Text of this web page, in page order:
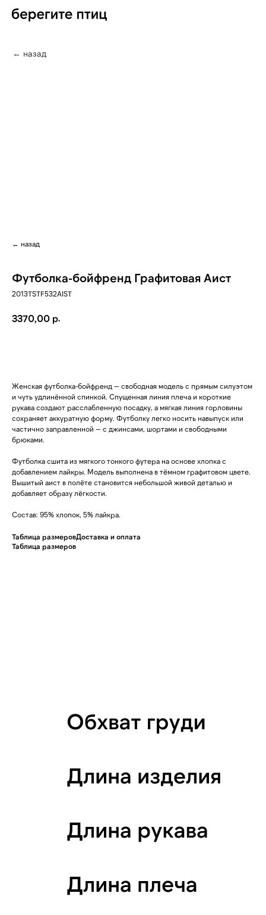
← назад
← назад
Футболка-бойфренд Графитовая Аист
2013TSTF532AIST
3370,00 р.
Женская футболка-бойфренд — свободная модель с прямым силуэтом
и чуть удлинённой спинкой. Спущенная линия плеча и короткие
рукава создают расслабленную посадку, а мягкая линия горловины
сохраняет аккуратную форму. Футболку легко носить навыпуск или
частично заправленной — с джинсами, шортами и свободными
брюками.
Футболка сшита из мягкого тонкого футера на основе хлопка с
добавлением лайкры. Модель выполнена в тёмном графитовом цвете.
Вышитый аист в полёте становится небольшой живой деталью и
добавляет образу лёгкости.
Состав: 95% хлопок, 5% лайкра.
Таблица размеровДоставка и оплата
Таблица размеров